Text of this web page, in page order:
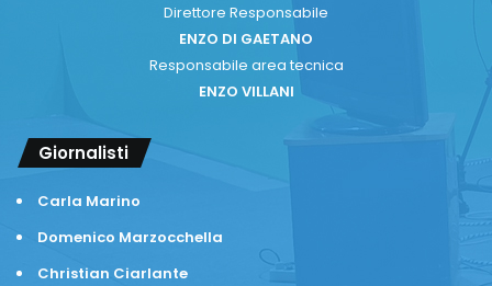
Direttore Responsabile
ENZO DI GAETANO
Responsabile area tecnica
ENZO VILLANI
Giornalisti
Carla Marino
Domenico Marzocchella
Christian Ciarlante